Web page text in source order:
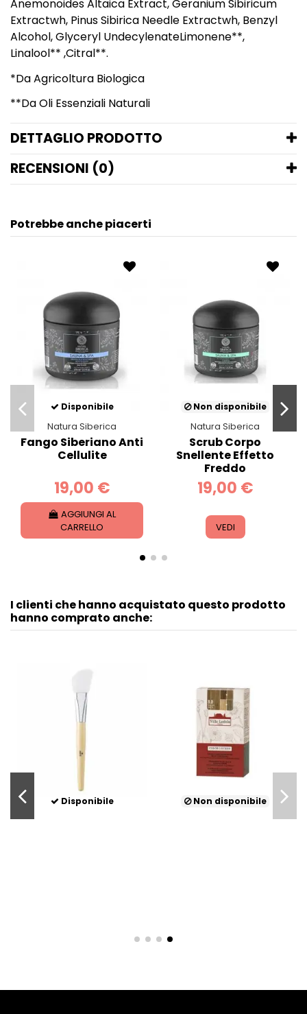
Anemonoides Altaica Extract, Geranium Sibiricum
Extractwh, Pinus Sibirica Needle Extractwh, Benzyl
Alcohol, Glyceryl UndecylenateLimonene**,
Linalool** ,Citral**.
*Da Agricoltura Biologica
**Da Oli Essenziali Naturali
DETTAGLIO PRODOTTO
RECENSIONI (0)
Potrebbe anche piacerti
Disponibile
Natura Siberica
Peeling Corpo Detox
A Base Di Sale Con
19,00 €
AGGIUNGI AL
CARRELLO
Non disponibile
Natura Siberica
Scrub Corpo In
Crema
7,90 €
VEDI
I clienti che hanno acquistato questo prodotto
hanno comprato anche:
Non disponibile Non